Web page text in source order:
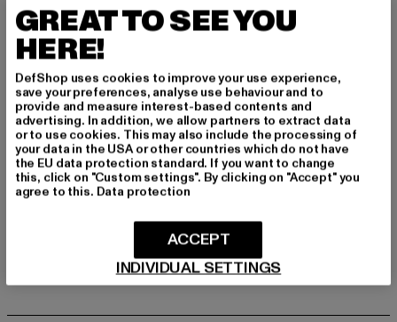
Hersteller: Levi Strauss & Co. BV | privacy@levi.com
Leonardo Da Vincilaan 19 | 1831 Diegem | BE
GRÖSSE & PASSFORM
PFLEGEHINWEISE
LIEFERUNG & RÜCKGABE
GREAT TO SEE YOU
HERE!
DefShop uses cookies to improve your use experience,
save your preferences, analyse use behaviour and to
provide and measure interest-based contents and
advertising. In addition, we allow partners to extract data
or to use cookies. This may also include the processing of
your data in the USA or other countries which do not have
the EU data protection standard. If you want to change
this, click on "Custom settings". By clicking on "Accept" you
agree to this. Data protection
INDIVIDUAL SETTINGS
ACCEPT